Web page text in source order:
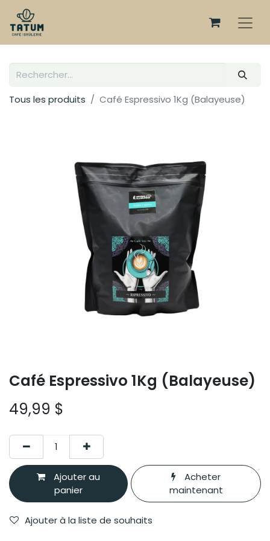
Tous les produits Café Espressivo 1Kg (Balayeuse)
Café Espressivo 1Kg (Balayeuse)
49,99 $
Ajouter au
panier
Acheter
maintenant
Ajouter à la liste de souhaits